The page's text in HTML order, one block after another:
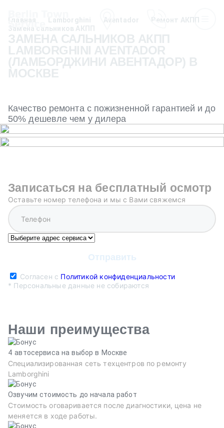
Главная Lamborghini Aventador
Ремонт АКПП
Замена сальников АКПП
ЗАМЕНА САЛЬНИКОВ АКПП
LAMBORGHINI AVENTADOR
(ЛАМБОРДЖИНИ АВЕНТАДОР) В
МОСКВЕ
Качество ремонта с пожизненной гарантией и до
50% дешевле чем у дилера
Записаться на бесплатный осмотр
Оставьте номер телефона и мы с Вами свяжемся
Согласен с Политикой конфиденциальности
* Персональные данные не собираются
Наши преимущества
4 автосервиса на выбор в Москве
Специализированная сеть техцентров по ремонту
Lamborghini
Озвучим стоимость до начала работ
Стоимость оговаривается после диагностики, цена не
меняется в ходе работы.